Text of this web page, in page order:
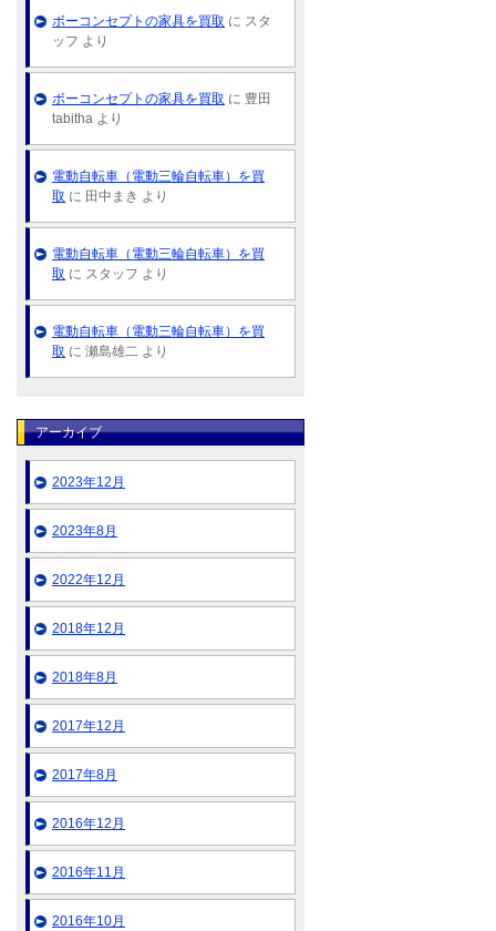
ボーコンセプトの家具を買取 に スタ
ッフ より
ボーコンセプトの家具を買取 に 豊田
tabitha より
電動自転車（電動三輪自転車）を買
取 に 田中まき より
電動自転車（電動三輪自転車）を買
取 に スタッフ より
電動自転車（電動三輪自転車）を買
取 に 瀬島雄二 より
アーカイブ
2023年12月
2023年8月
2022年12月
2018年12月
2018年8月
2017年12月
2017年8月
2016年12月
2016年11月
2016年10月